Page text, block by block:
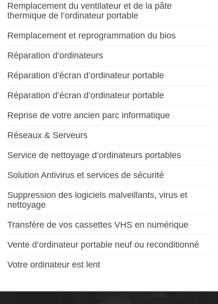
Remplacement du ventilateur et de la pâte
thermique de l’ordinateur portable
Remplacement et reprogrammation du bios
Réparation d’ordinateurs
Réparation d’écran d’ordinateur portable
Réparation d’écran d’ordinateur portable
Reprise de votre ancien parc informatique
Réseaux & Serveurs
Service de nettoyage d’ordinateurs portables
Solution Antivirus et services de sécurité
Suppression des logiciels malveillants, virus et
nettoyage
Transfère de vos cassettes VHS en numérique
Vente d’ordinateur portable neuf ou reconditionné
Votre ordinateur est lent